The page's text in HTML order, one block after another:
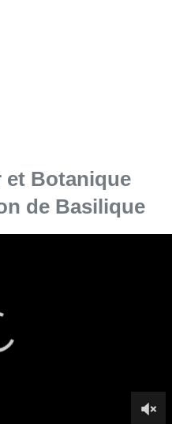
et Botanique
de Basilique
deux véhicules ainsi que
accident est que les
aux alentours de